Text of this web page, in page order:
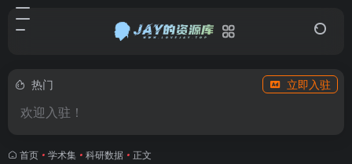
热门 立即入驻
欢迎入驻！
首页 • 学术集 • 科研数据 • 正文